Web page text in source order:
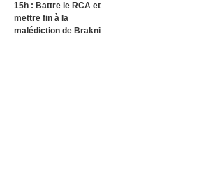
15h : Battre le RCA et
mettre fin à la
malédiction de Brakni